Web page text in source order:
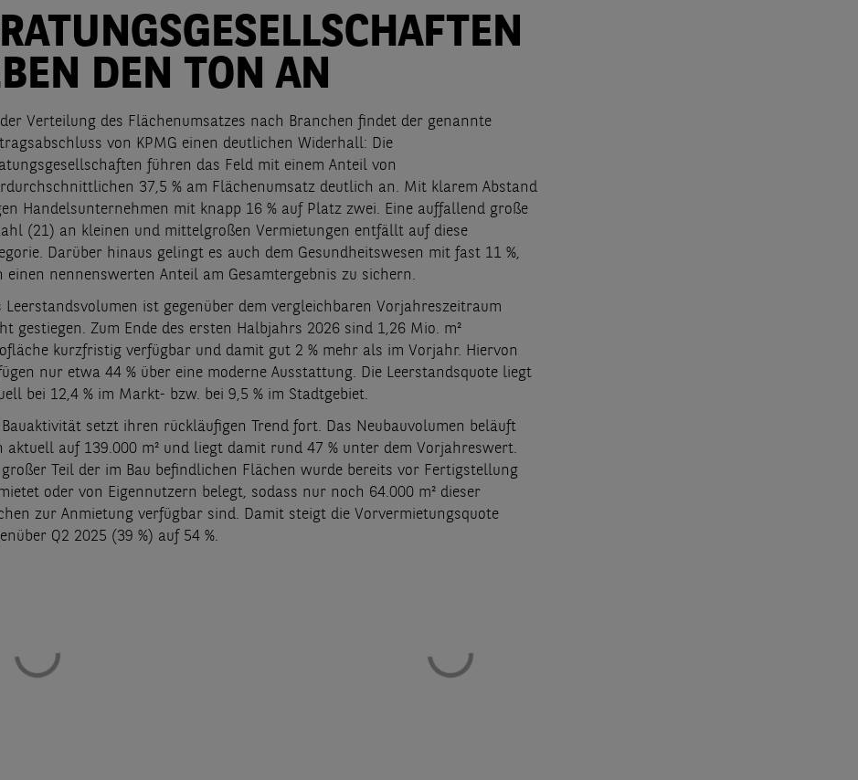
DEN TON AN
der Verteilung des Flächenumsatzes nach Branchen findet der genannte
von KPMG einen deutlichen Widerhall: Die
führen das Feld mit einem Anteil von
37,5 % am Flächenumsatz deutlich an. Mit klarem Abstand
Handelsunternehmen mit knapp 16 % auf Platz zwei. Eine auffallend große
(21) an kleinen und mittelgroßen Vermietungen entfällt auf diese
Darüber hinaus gelingt es auch dem Gesundheitswesen mit fast 11 %,
einen nennenswerten Anteil am Gesamtergebnis zu sichern.
Leerstandsvolumen ist gegenüber dem vergleichbaren Vorjahreszeitraum
gestiegen. Zum Ende des ersten Halbjahrs 2026 sind 1,26 Mio. m²
kurzfristig verfügbar und damit gut 2 % mehr als im Vorjahr. Hiervon
nur etwa 44 % über eine moderne Ausstattung. Die Leerstandsquote liegt
bei 12,4 % im Markt- bzw. bei 9,5 % im Stadtgebiet.
Bauaktivität setzt ihren rückläufigen Trend fort. Das Neubauvolumen beläuft
aktuell auf 139.000 m² und liegt damit rund 47 % unter dem Vorjahreswert.
großer Teil der im Bau befindlichen Flächen wurde bereits vor Fertigstellung
oder von Eigennutzern belegt, sodass nur noch 64.000 m² dieser
zur Anmietung verfügbar sind. Damit steigt die Vorvermietungsquote
Q2 2025 (39 %) auf 54 %.